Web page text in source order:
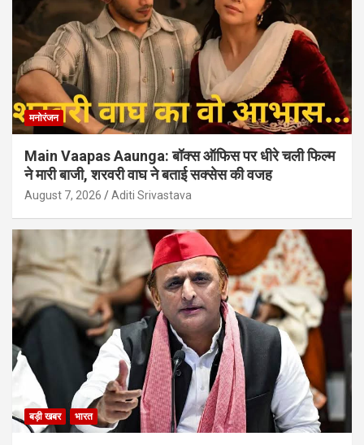
मनोरंजन
Main Vaapas Aaunga: बॉक्स ऑफिस पर धीरे चली फिल्म
ने मारी बाजी, शरवरी वाघ ने बताई सक्सेस की वजह
August 7, 2026 Aditi Srivastava
बड़ी खबर भारत